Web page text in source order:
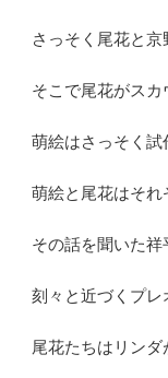
さっそく尾花と
そこで尾花がスカ
萌絵はさっそく試
萌絵と尾花はそれ
その話を聞いた祥
刻々と近づくプレ
尾花たちはリン